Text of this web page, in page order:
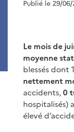
Publié le 29/06/
Le mois de
moyenne
blessés dont
nettement
accidents,0
hospitalisés)
élevé